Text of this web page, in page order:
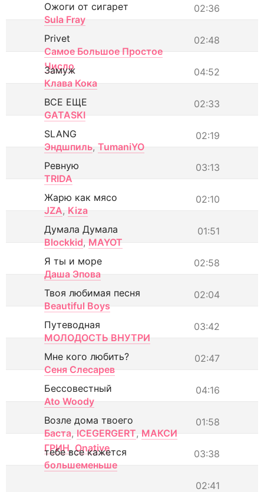
02:36
Ожоги от сигарет
Sula Fray
02:48
Privet
Самое Большое Простое
Число
04:52
Замуж
Клава Кока
02:33
ВСЕ ЕЩЕ
GATASKI
02:19
SLANG
Эндшпиль, TumaniYO
03:13
Ревную
TRIDA
02:10
Жарю как мясо
JZA, Kiza
01:51
Думала Думала
Blockkid, MAYOT
02:58
Я ты и море
Даша Эпова
02:04
Твоя любимая песня
Beautiful Boys
03:42
Путеводная
МОЛОДОСТЬ ВНУТРИ
02:47
Мне кого любить?
Сеня Слесарев
04:16
Бессовестный
Ato Woody
01:58
Возле дома твоего
Баста, ICEGERGERT, МАКСИ
ГРИН, Onative 03:38
тебе все кажется
большеменьше
02:41